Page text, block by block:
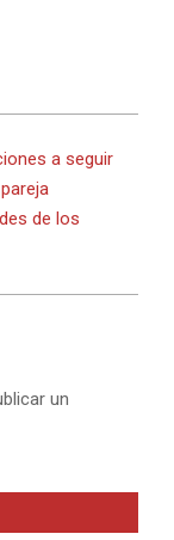
a seguir
de los
un